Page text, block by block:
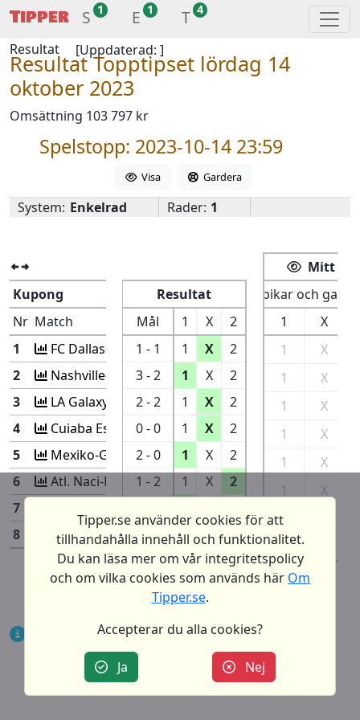
Tipper S 1 E 1 T 4
Resultat [Uppdaterad: ]
Resultat Topptipset lördag 14
oktober 2023
Omsättning 103 797 kr
Spelstopp: 2023-10-14 23:59
Visa Gardera
System: Enkelrad Rader: 1
Kupong
Nr Match
1
FC Dallas-Colorado
2
Nashville-New Engla
3
LA Galaxy-Salt Lake
4
Cuiaba Es-Cruzeiro
5
Mexiko-Ghana
6
Atl. Naci-Medellin
7
8
Montevide-Cerro Lar
Resultat
Mål
1 X
2
1 - 1
1 X
2
3 - 2
1 X
2
2 - 2
1 X
2
0 - 0
1 X
2
2 - 0
1 X
2
1 - 2
1 X
2
1 - 1
1 X
2
Antal rätt:
Mitt
Spikar och
1
X
1
X
1
X
1
X
1
X
1
X
1
X
1
1
Notera att ‘Antal rätt’ indikerar antal
möjliga rätt för enkelrader eller vid
matematisk gardering.
Tipper.se använder cookies för att
tillhandahålla innehåll och funktionalitet.
Du kan läsa mer om vår integritetspolicy
och om vilka cookies som används här Om
Tipper.se.
Accepterar du alla cookies?
Ja Nej